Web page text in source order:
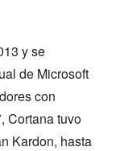
y se
de Microsoft
con
Cortana tuvo
Kardon, hasta